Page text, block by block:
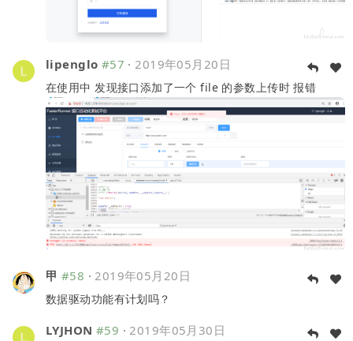
lipenglo #57 ·2019年05月20日
在使用中 发现接口添加了一个 file 的参数上传时 报错
甲 #58 · 2019年05月20日
数据驱动功能有计划吗？
LYJHON #59 · 2019年05月30日